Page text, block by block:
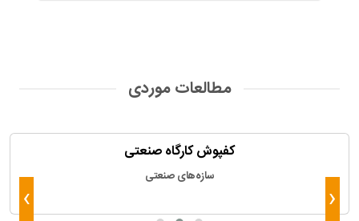
مطالعات موردی
کفپوش کارگاه صنعتی
سازه‌های صنعتی
‹
›